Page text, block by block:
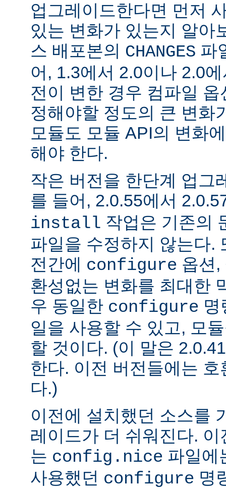
업그레이드한다면 먼저
있는 변화가 있는지 알아
스 배포본의 CHANGES 파
어, 1.3에서 2.0이나 2.0
전이 변한 경우 컴파일
정해야할 정도의 큰 변화
모듈도 모듈 API의 변화
해야 한다.
작은 버전을 한단계 업그
를 들어, 2.0.55에서
install 작업은 기존의
파일을 수정하지 않는다.
전간에 configure 옵션,
환성없는 변화를 최대한
우 동일한 configure 명
일을 사용할 수 있고, 모
할 것이다. (이 말은
한다. 이전 버전들에는
다.)
이전에 설치했던 소스를
레이드가 더 쉬워진다.
는 config.nice 파일에
사용했던 configure 명